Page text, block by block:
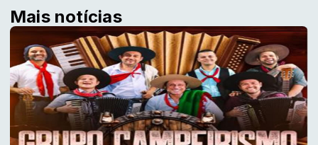
Mais notícias